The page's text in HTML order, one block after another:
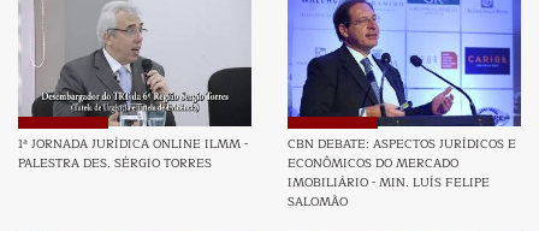
1ª JORNADA JURÍDICA ONLINE ILMM -
PALESTRA DES. SÉRGIO TORRES
CBN DEBATE: ASPECTOS JURÍDICOS E
ECONÔMICOS DO MERCADO
IMOBILIÁRIO - MIN. LUÍS FELIPE
SALOMÃO